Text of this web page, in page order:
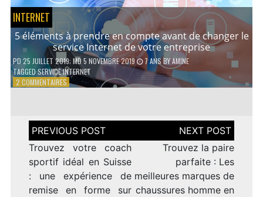
INTERNET
5 éléments à prendre en compte avant de changer le
service Internet de votre entreprise
PD 25 JUILLET 2019; MD 5 NOVEMBRE 2019 7 ANSBYAMINE
TAGGEDSERVICE INTERNET
2 COMMENTAIRESSUR
PRENDRE
EN
COMPTE
AVANT
DE
CHANGER
LE
Navigation
de
l’article
Trouvez votre coach
sportif idéal en Suisse
: une expérience de
remise en forme sur
Trouvez la paire
parfaite : Les
meilleures marques de
chaussures homme en